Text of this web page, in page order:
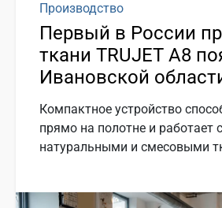
Производство
Первый в России
ткани TRUJET A8
Ивановской
Компактное устройство
прямо на полотне и работает с
натуральными и смесовыми